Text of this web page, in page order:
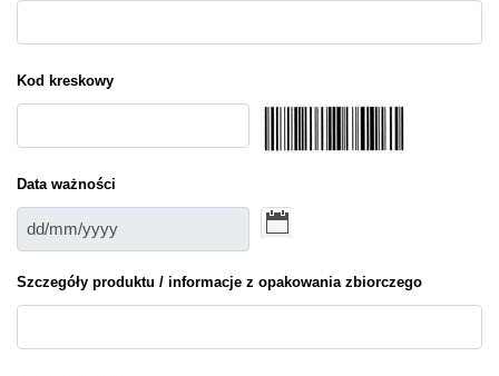
Kod kreskowy
Data ważności
Szczegóły produktu / informacje z opakowania zbiorczego